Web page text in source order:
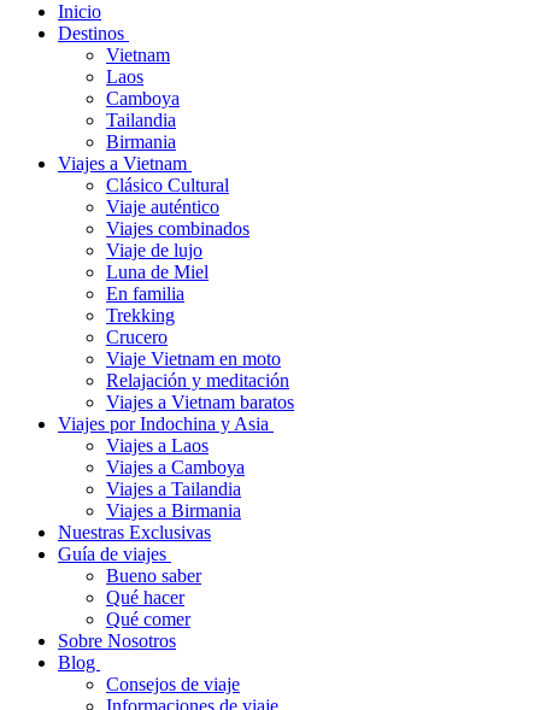
Inicio
Destinos
Vietnam
Laos
Camboya
Tailandia
Birmania
Viajes a Vietnam
Clásico Cultural
Viaje auténtico
Viajes combinados
Viaje de lujo
Luna de Miel
En familia
Trekking
Crucero
Viaje Vietnam en moto
Relajación y meditación
Viajes a Vietnam baratos
Viajes por Indochina y Asia
Viajes a Laos
Viajes a Camboya
Viajes a Tailandia
Viajes a Birmania
Nuestras Exclusivas
Guía de viajes
Bueno saber
Qué hacer
Qué comer
Sobre Nosotros
Blog
Consejos de viaje
Informaciones de viaje